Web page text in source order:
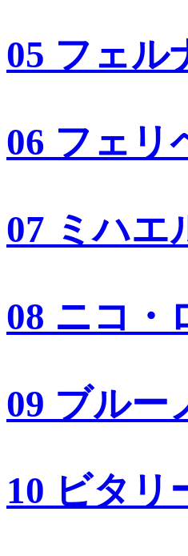
05 フェル
06 フェリ
07 ミハエ
08 ニコ・
09 ブルー
10 ビタリ